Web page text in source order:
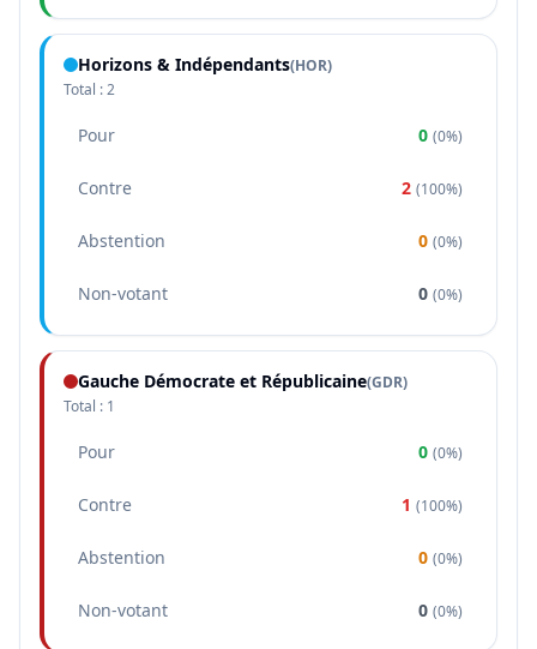
Horizons & Indépendants(HOR)
Total :2
Pour 0 (0%)
Contre 2 (100%)
Abstention 0 (0%)
Non-votant 0 (0%)
Gauche Démocrate et Républicaine(GDR)
Total : 1
Pour 0 (0%)
Contre 1 (100%)
Abstention 0 (0%)
Non-votant 0 (0%)